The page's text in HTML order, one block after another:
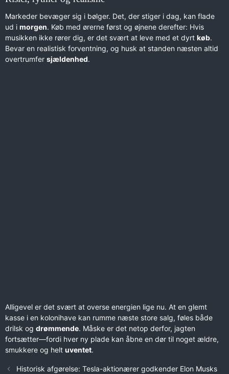
Markeder bevæger sig i bølger. Det, der stiger i dag, kan flade
ud i morgen. Køb med ørerne først og øjnene derefter: Hvis
musikken ikke rører dig, er det svært at leve med et dyrt køb.
Bevar en realistisk forventning, og husk at standen næsten altid
overtrumfer sjældenhed.
Alligevel er det svært at overse energien lige nu. At en glemt
kasse i en kolonihave kan rumme næste store salg, føles både
drilsk og drømmende. Måske er det netop derfor, jagten
fortsætter—fordi hver ny plade kan åbne en dør til noget ældre,
smukkere og helt uventet.
Historisk afgørelse: Tesla-aktionærer godkender Elon Musks